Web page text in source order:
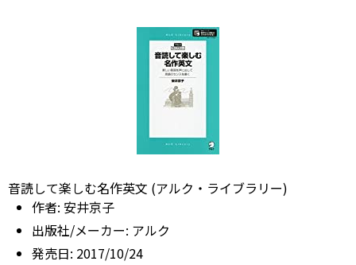
音読して楽しむ名作英文 (アルク・ライブラリー)
作者: 安井京子
出版社/メーカー: アルク
発売日: 2017/10/24